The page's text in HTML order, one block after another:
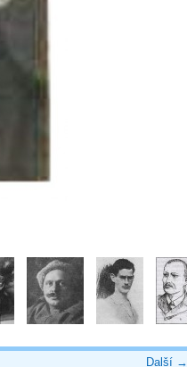
Další →